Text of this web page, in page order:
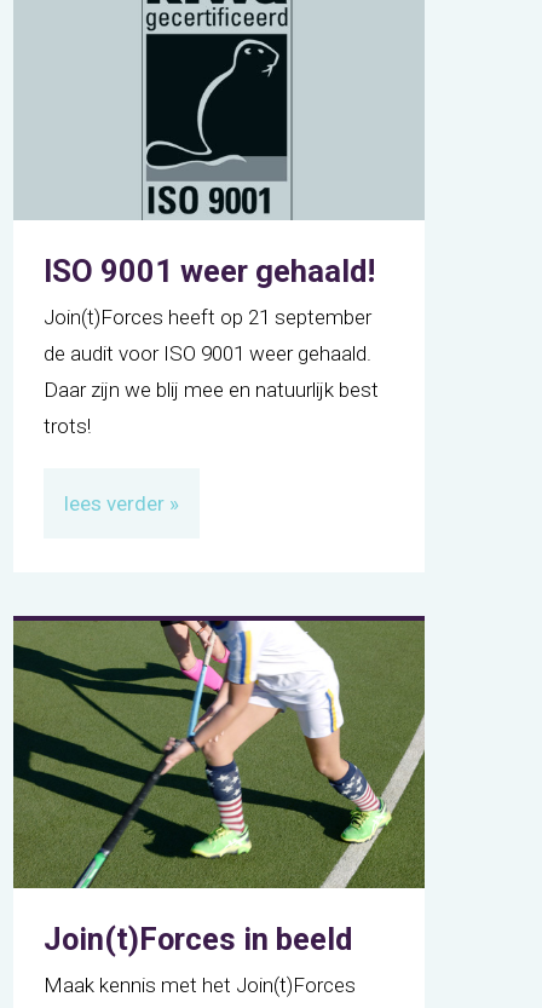
ISO 9001 weer gehaald!
Join(t)Forces heeft op 21 september
de audit voor ISO 9001 weer gehaald.
Daar zijn we blij mee en natuurlijk best
trots!
lees verder »
Join(t)Forces in beeld
Maak kennis met het Join(t)Forces